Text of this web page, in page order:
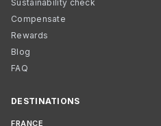
Sustainability check
Compensate
Rewards
Blog
FAQ
DESTINATIONS
FRANCE